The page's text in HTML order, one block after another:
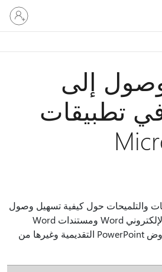
تسجيل
الدخول
إلى
إلى
تطبيقات
والتلميحات حول كيفية تسهيل وصول
الجميع إلى رسائل البريد الإلكتروني Word ومستندات Word
وجداول بيانات Excel وعروض PowerPoint التقديمية وغيرها من